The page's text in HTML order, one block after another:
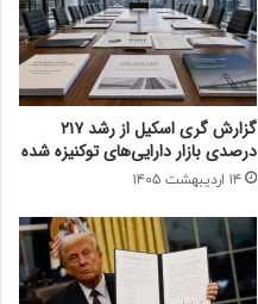
گزارش گری اسکیل از رشد ۲۱۷
درصدی بازار دارایی‌های توکنیزه شده
۱۴ اردیبهشت ۱۴۰۵